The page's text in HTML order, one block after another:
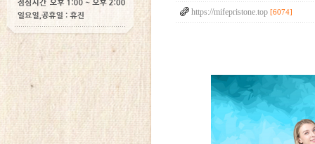
https://mifepristone.top [6074]